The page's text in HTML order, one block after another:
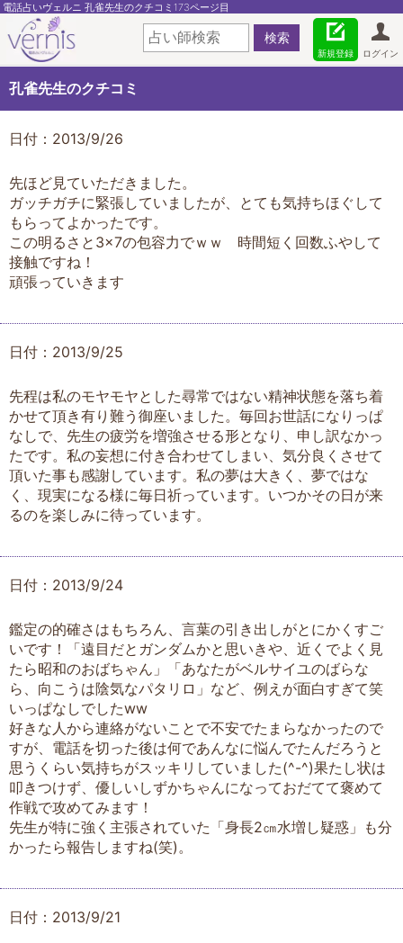
電話占いヴェルニ 孔雀先生のクチコミ173ページ目
ログイン
新規登録
孔雀先生のクチコミ
日付：2013/9/26
先ほど見ていただきました。
ガッチガチに緊張していましたが、とても気持ちほぐして
もらってよかったです。
この明るさと3×7の包容力でｗｗ 時間短く回数ふやして
接触ですね！
頑張っていきます
日付：2013/9/25
先程は私のモヤモヤとした尋常ではない精神状態を落ち着
かせて頂き有り難う御座いました。毎回お世話になりっぱ
なしで、先生の疲労を増強させる形となり、申し訳なかっ
たです。私の妄想に付き合わせてしまい、気分良くさせて
頂いた事も感謝しています。私の夢は大きく、夢ではな
く、現実になる様に毎日祈っています。いつかその日が来
るのを楽しみに待っています。
日付：2013/9/24
鑑定の的確さはもちろん、言葉の引き出しがとにかくすご
いです！「遠目だとガンダムかと思いきや、近くでよく見
たら昭和のおばちゃん」「あなたがベルサイユのばらな
ら、向こうは陰気なパタリロ」など、例えが面白すぎて笑
いっぱなしでしたww
好きな人から連絡がないことで不安でたまらなかったので
すが、電話を切った後は何であんなに悩んでたんだろうと
思うくらい気持ちがスッキリしていました(^-^)果たし状は
叩きつけず、優しいしずかちゃんになっておだてて褒めて
作戦で攻めてみます！
先生が特に強く主張されていた「身長2㎝水増し疑惑」も分
かったら報告しますね(笑)。
日付：2013/9/21